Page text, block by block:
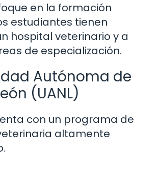
en la formación
estudiantes tienen
hospital veterinario y a
de especialización.
Autónoma de
(UANL)
con un programa de
altamente